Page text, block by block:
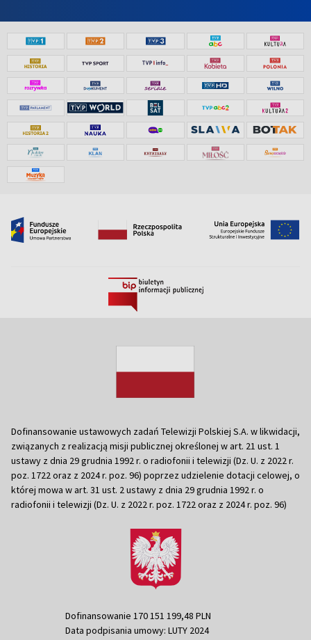
Dofinansowanie ustawowych zadań Telewizji Polskiej S.A. w likwidacji,
związanych z realizacją misji publicznej określonej w art. 21 ust. 1
ustawy z dnia 29 grudnia 1992 r. o radiofonii i telewizji (Dz. U. z 2022 r.
poz. 1722 oraz z 2024 r. poz. 96) poprzez udzielenie dotacji celowej, o
której mowa w art. 31 ust. 2 ustawy z dnia 29 grudnia 1992 r. o
radiofonii i telewizji (Dz. U. z 2022 r. poz. 1722 oraz z 2024 r. poz. 96)
Dofinansowanie 170 151 199,48 PLN
Data podpisania umowy: LUTY 2024